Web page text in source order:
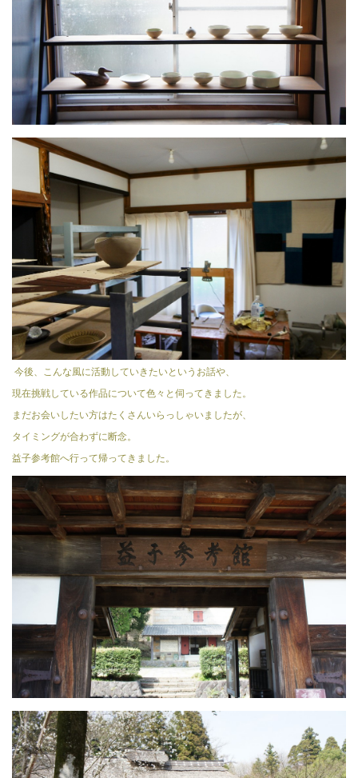
今後、こんな風に活動していきたいというお話や、
現在挑戦している作品について色々と伺ってきました。
まだお会いしたい方はたくさんいらっしゃいましたが、
タイミングが合わずに断念。
益子参考館へ行って帰ってきました。